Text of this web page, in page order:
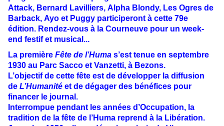
Attack, Bernard Lavilliers, Alpha Blondy, Les Ogres de
Barback, Ayo et Puggy participeront à cette 79e
édition. Rendez-vous à la Courneuve pour un week-
end festif et musical...
La première Fête de l’Huma s’est tenue en septembre
1930 au Parc Sacco et Vanzetti, à Bezons.
L’objectif de cette fête est de développer la diffusion
de L’Humanité et de dégager des bénéfices pour
financer le journal.
Interrompue pendant les années d’Occupation, la
tradition de la fête de l’Huma reprend à la Libération.